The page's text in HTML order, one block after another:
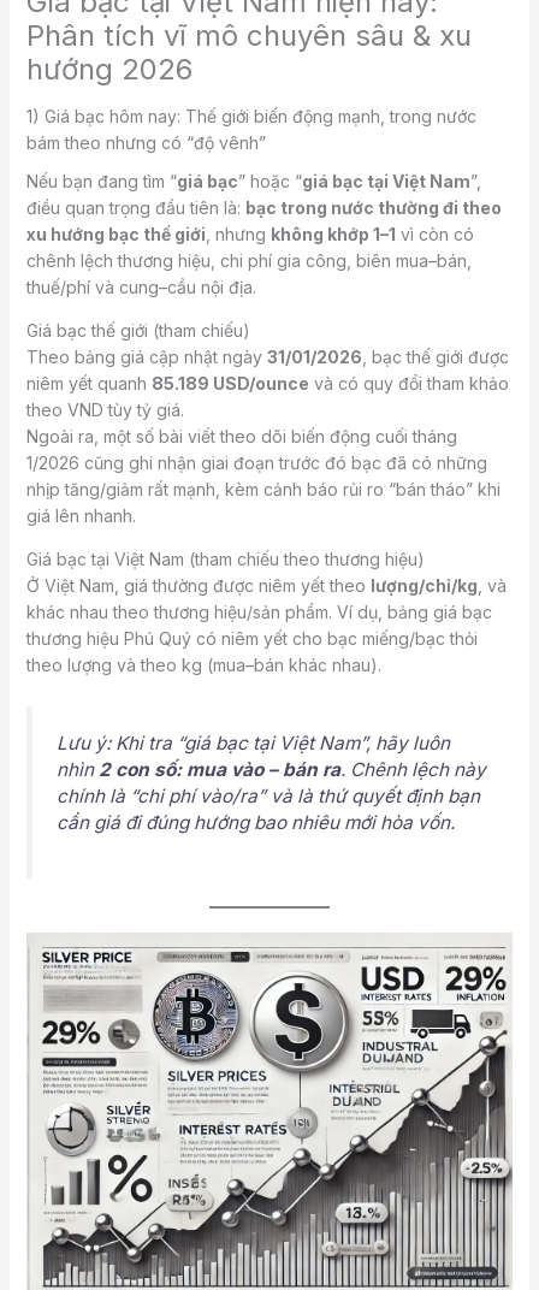
Phân tích vĩ mô chuyên sâu & xu
hướng 2026
1) Giá bạc hôm nay: Thế giới biến động mạnh, trong nước
bám theo nhưng có “độ vênh”
Nếu bạn đang tìm “giá bạc” hoặc “giá bạc tại Việt Nam”,
điều quan trọng đầu tiên là: bạc trong nước thường đi theo
xu hướng bạc thế giới , nhưng không khớp 1–1 vì còn có
chênh lệch thương hiệu, chi phí gia công, biên mua–bán,
thuế/phí và cung–cầu nội địa.
Giá bạc thế giới (tham chiếu)
Theo bảng giá cập nhật ngày 31/01/2026 , bạc thế giới được
niêm yết quanh 85.189 USD/ounce và có quy đổi tham khảo
theo VND tùy tỷ giá.
Ngoài ra, một số bài viết theo dõi biến động cuối tháng
1/2026 cũng ghi nhận giai đoạn trước đó bạc đã có những
nhịp tăng/giảm rất mạnh, kèm cảnh báo rủi ro “bán tháo” khi
giá lên nhanh.
Giá bạc tại Việt Nam (tham chiếu theo thương hiệu)
Ở Việt Nam, giá thường được niêm yết theo lượng/chỉ/kg , và
khác nhau theo thương hiệu/sản phẩm. Ví dụ, bảng giá bạc
thương hiệu Phú Quý có niêm yết cho bạc miếng/bạc thỏi
theo lượng và theo kg (mua–bán khác nhau).
Lưu ý: Khi tra “giá bạc tại Việt Nam”, hãy luôn
nhìn 2 con số: mua vào – bán ra. Chênh lệch này
chính là “chi phí vào/ra” và là thứ quyết định bạn
cần giá đi đúng hướng bao nhiêu mới hòa vốn.